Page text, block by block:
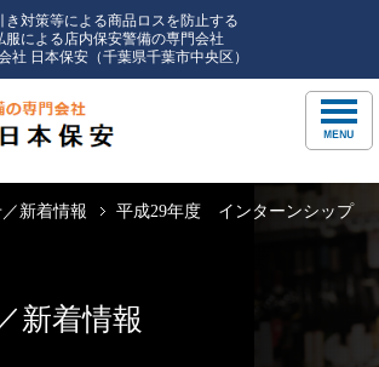
き対策等による商品ロスを防止する
服による店内保安警備の専門会社
社 日本保安（千葉県千葉市中央区）
新着情報
平成29年度 インターンシップ
新着情報